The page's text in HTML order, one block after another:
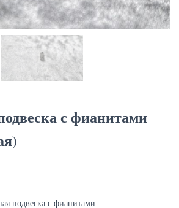
с фианитами
подвеска с фианитами